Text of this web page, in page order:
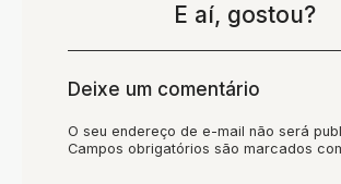
E aí, gostou?
Deixe um comentário
O seu endereço de e-mail não será
Campos obrigatórios são marcados